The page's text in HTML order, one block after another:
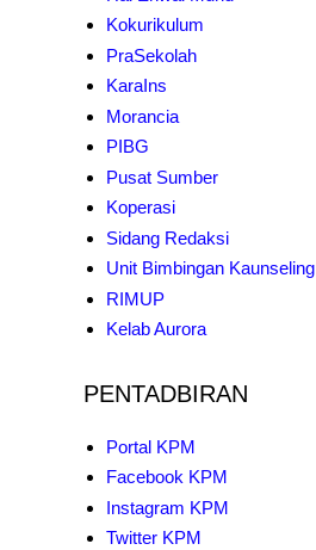
Kokurikulum
PraSekolah
KaraIns
Morancia
PIBG
Pusat Sumber
Koperasi
Sidang Redaksi
Unit Bimbingan Kaunseling
RIMUP
Kelab Aurora
PENTADBIRAN
Portal KPM
Facebook KPM
Instagram KPM
Twitter KPM